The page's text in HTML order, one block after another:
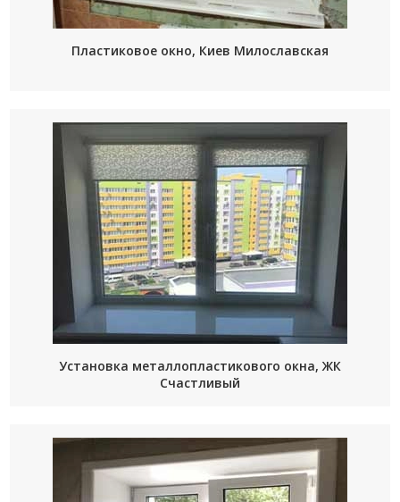
Пластиковое окно, Киев Милославская
Установка металлопластикового окна, ЖК
Счастливый